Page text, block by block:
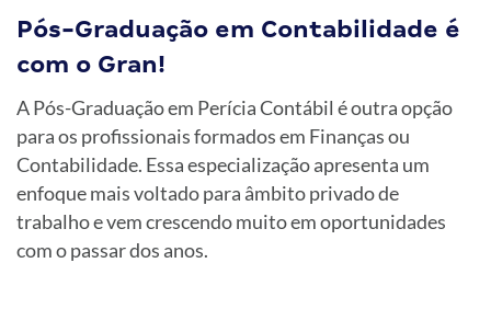
Pós-Graduação em Contabilidade é
com o Gran!
A Pós-Graduação em Perícia Contábil é outra opção
para os profissionais formados em Finanças ou
Contabilidade. Essa especialização apresenta um
enfoque mais voltado para âmbito privado de
trabalho e vem crescendo muito em oportunidades
com o passar dos anos.